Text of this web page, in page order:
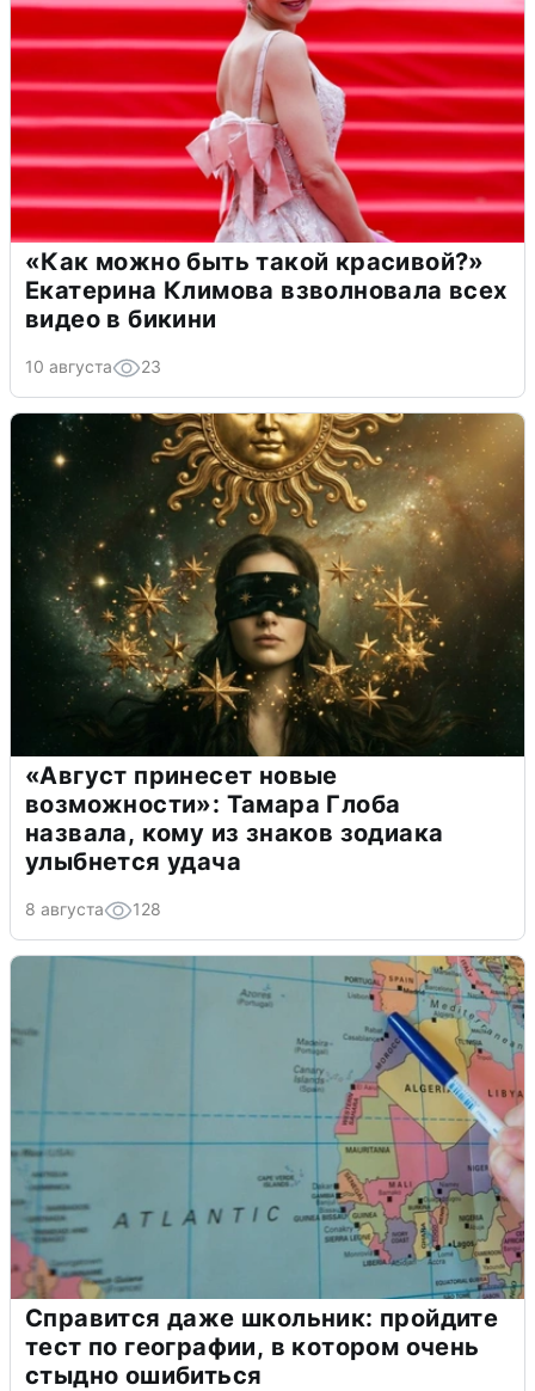
«Как можно быть такой красивой?»
Екатерина Климова взволновала всех
видео в бикини
10 августа 23
«Август принесет новые
возможности»: Тамара Глоба
назвала, кому из знаков зодиака
улыбнется удача
8 августа 128
Справится даже школьник: пройдите
тест по географии, в котором очень
стыдно ошибиться